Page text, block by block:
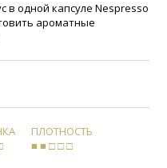
одной капсуле Nespresso
ароматные
ПЛОТНОСТЬ
■ ■ □ □ □